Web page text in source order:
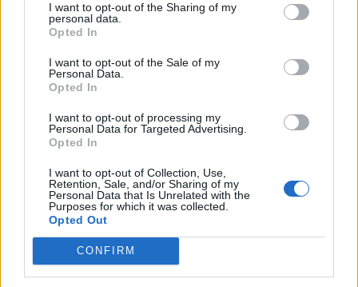
I want to opt-out of the Sharing of my
personal data.
Opted In
I want to opt-out of the Sale of my
Personal Data.
Opted In
I want to opt-out of processing my
Personal Data for Targeted Advertising.
Opted In
I want to opt-out of Collection, Use,
Retention, Sale, and/or Sharing of my
Personal Data that Is Unrelated with the
Purposes for which it was collected.
Opted Out
CONFIRM
Εικονογράφηση: @artificial_vandalism / Olafaq
Μεγαλύτερη ζημιά για τον CEO της Nvidia,